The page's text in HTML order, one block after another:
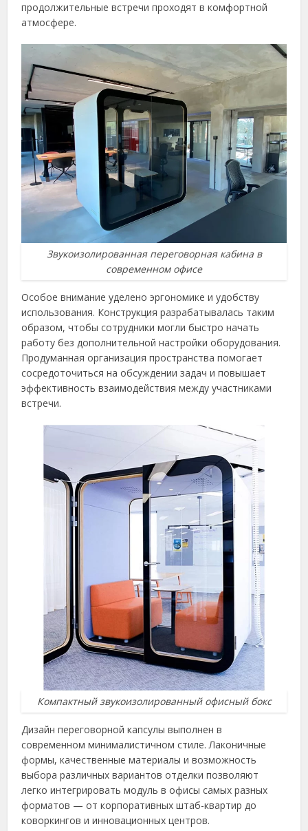
продолжительные встречи проходят в комфортной
атмосфере.
Звукоизолированная переговорная кабина в
современном офисе
Особое внимание уделено эргономике и удобству
использования. Конструкция разрабатывалась таким
образом, чтобы сотрудники могли быстро начать
работу без дополнительной настройки оборудования.
Продуманная организация пространства помогает
сосредоточиться на обсуждении задач и повышает
эффективность взаимодействия между участниками
встречи.
Компактный звукоизолированный офисный бокс
Дизайн переговорной капсулы выполнен в
современном минималистичном стиле. Лаконичные
формы, качественные материалы и возможность
выбора различных вариантов отделки позволяют
легко интегрировать модуль в офисы самых разных
форматов — от корпоративных штаб-квартир до
коворкингов и инновационных центров.